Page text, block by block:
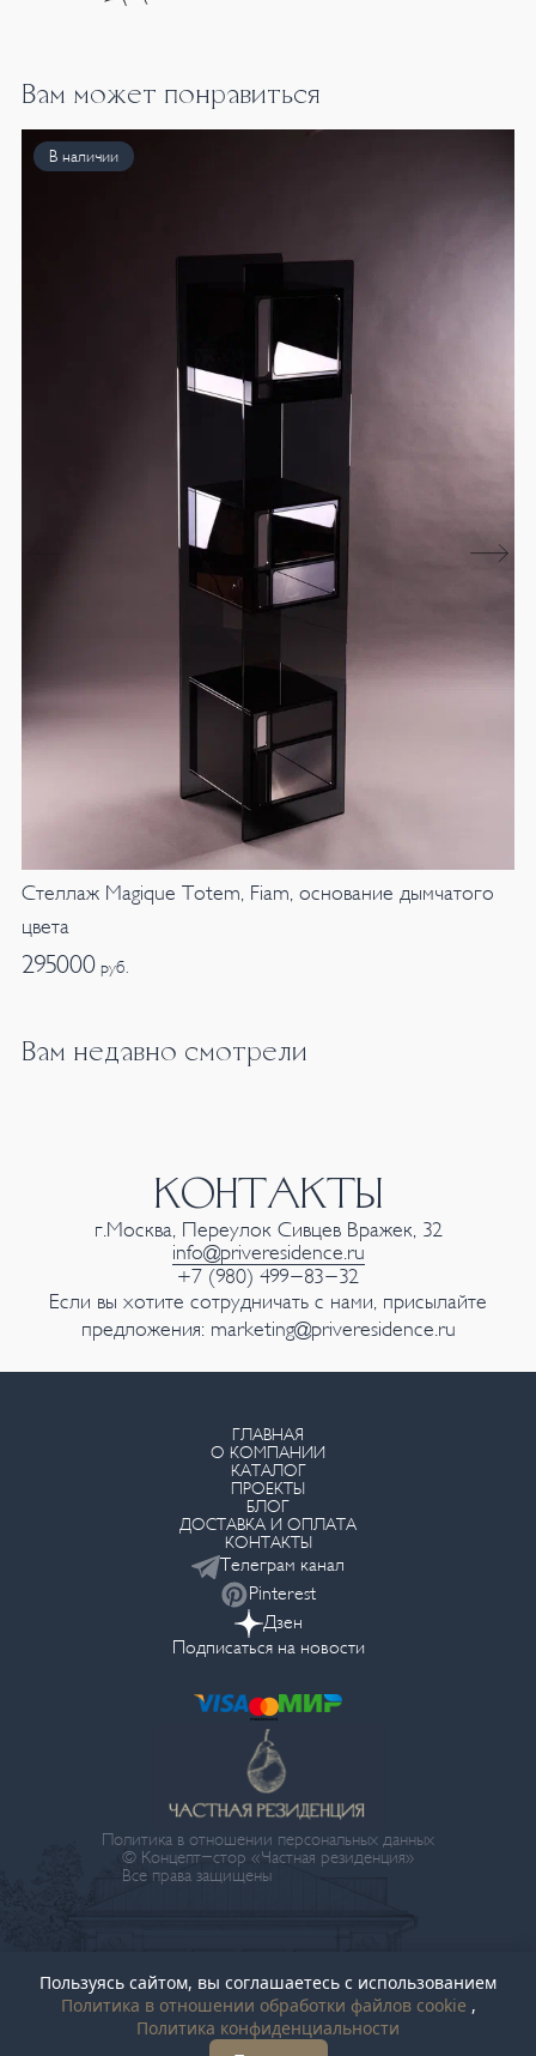
Вам может понравиться
В наличии
Стеллаж Magique Totem, Fiam, основание дымчатого
цвета
295000 руб.
Вам недавно смотрели
КОНТАКТЫ
г.Москва, Переулок Сивцев Вражек, 32
info@priveresidence.ru
+7 (980) 499-83-32
Если вы хотите сотрудничать с нами, присылайте
предложения: marketing@priveresidence.ru
Пользуясь сайтом, вы соглашаетесь с использованием
Политика в отношении обработки файлов cookie ,
Политика конфиденциальности
ГЛАВНАЯ
О КОМПАНИИ
КАТАЛОГ
ПРОЕКТЫ
БЛОГ
ДОСТАВКА И ОПЛАТА
КОНТАКТЫ
Телеграм канал
Pinterest
Дзен
Подписаться на новости
Политика в отношении персональных данных
© Концепт-стор «Частная резиденция»
Все права защищены